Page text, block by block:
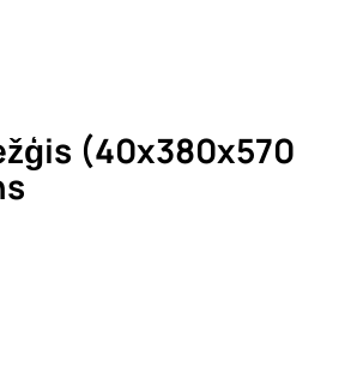
(40x380x570